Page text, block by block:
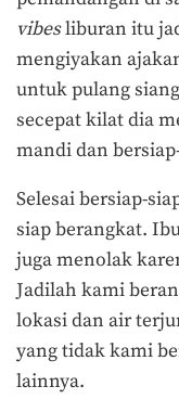
vibesliburan itu
mengiyakan
untuk pulang
secepat kilat dia
mandi dan
Selesai bersiap-
siap berangkat.
juga menolak
Jadilah kami
lokasi dan air
yang tidak kami
lainnya.